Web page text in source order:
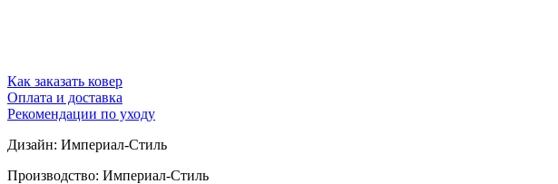
Как заказать ковер
Оплата и доставка
Рекомендации по уходу
Дизайн: Империал-Стиль
Производство: Империал-Стиль